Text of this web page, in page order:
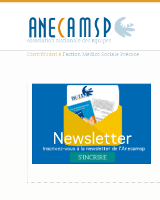
Association Nationale des Equipes
Contribuant àl'action Médico Sociale Précoce